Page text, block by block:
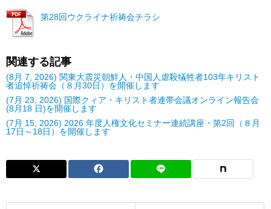
第28回ウクライナ祈祷会チラシ
関連する記事
(8月 7, 2026) 関東大震災朝鮮人・中国人虐殺犠牲者103年キリスト
者追悼祈祷会（８月30日）を開催します
(7月 23, 2026) 国際クィア・キリスト者連帯会議オンライン報告会
(8月18 日)を開催します
(7月 15, 2026) 2026 年度人権文化セミナー連続講座・第2回（８月
17日～18日）を開催します